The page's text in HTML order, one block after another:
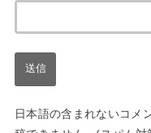
日本語の含まれないコメ